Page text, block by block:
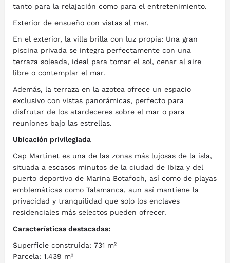
tanto para la relajación como para el entretenimiento.
Exterior de ensueño con vistas al mar.
En el exterior, la villa brilla con luz propia: Una gran
piscina privada se integra perfectamente con una
terraza soleada, ideal para tomar el sol, cenar al aire
libre o contemplar el mar.
Además, la terraza en la azotea ofrece un espacio
exclusivo con vistas panorámicas, perfecto para
disfrutar de los atardeceres sobre el mar o para
reuniones bajo las estrellas.
Ubicación privilegiada
Cap Martinet es una de las zonas más lujosas de la isla,
situada a escasos minutos de la ciudad de Ibiza y del
puerto deportivo de Marina Botafoch, así como de playas
emblemáticas como Talamanca, aun así mantiene la
privacidad y tranquilidad que solo los enclaves
residenciales más selectos pueden ofrecer.
Características destacadas:
Superficie construida: 731 m²
Parcela: 1.439 m²